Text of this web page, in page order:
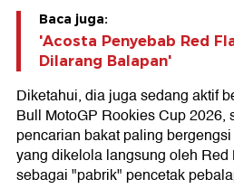
Baca juga:
'Acosta Penyebab Red
Dilarang Balapan'
Diketahui, dia juga sedang aktif
Bull MotoGP Rookies Cup 2026,
pencarian bakat paling
yang dikelola langsung oleh
sebagai "pabrik" pencetak